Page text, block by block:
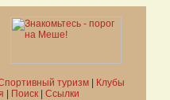
туризм|
Клубы
Поиск| Ссылки